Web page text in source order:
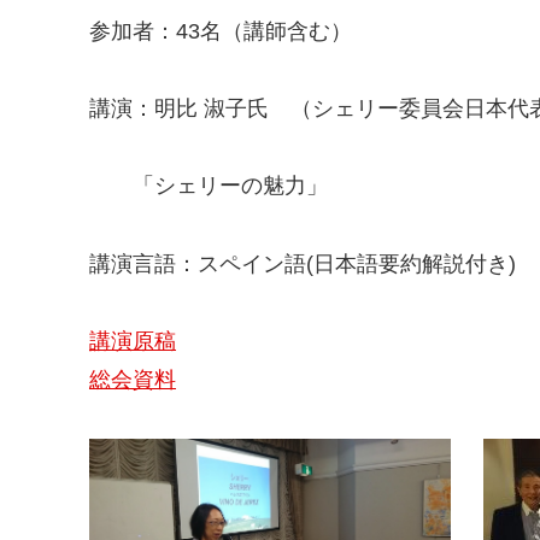
参加者：43名（講師含む）
講演：明比 淑子氏 （シェリー委員会日本代
「シェリーの魅力」
講演言語：スペイン語(日本語要約解説付き)
講演原稿
総会資料